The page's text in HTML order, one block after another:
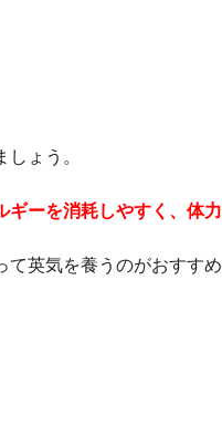
ょう。
ギーを消耗しやすく、体
英気を養うのがおすすめ